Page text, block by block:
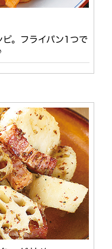
。フライパン1つで